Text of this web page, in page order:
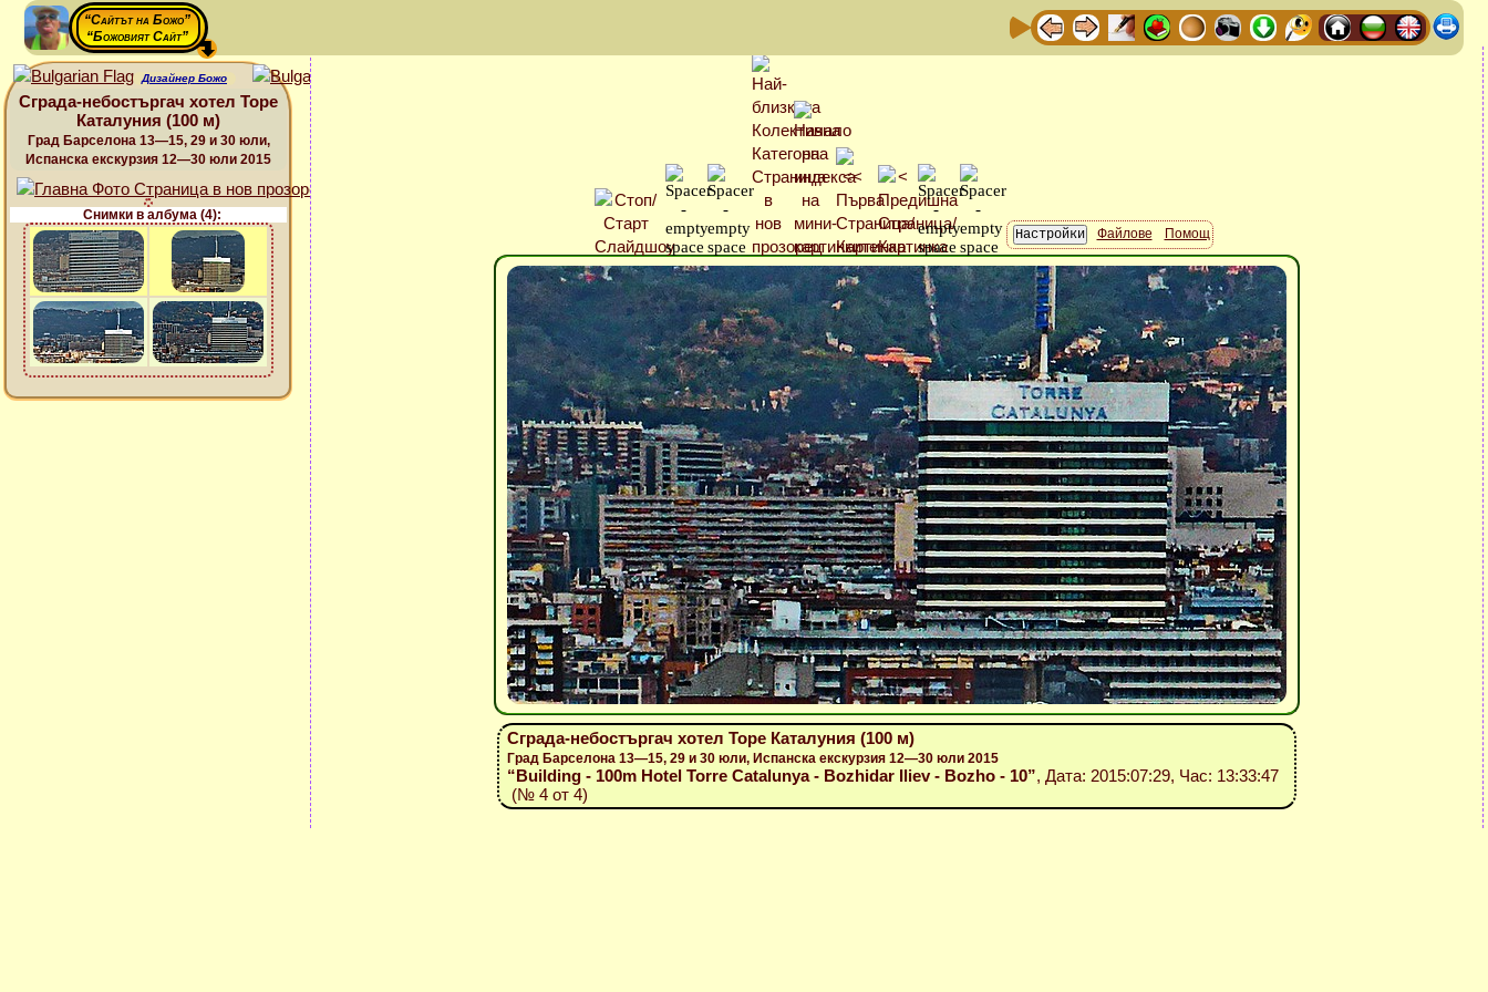
“Сайтът на Божо”
“Божовият Сайт”
Дизайнер Божо
Сграда-небостъргач хотел Торе
Каталуния (100 м)
Град Барселона 13—15, 29 и 30 юли,
Испанска екскурзия 12—30 юли 2015
Снимки в албума (4):
Файлове
Помощ
Сграда-небостъргач хотел Торе Каталуния (100 м)
Град Барселона 13—15, 29 и 30 юли, Испанска екскурзия 12—30 юли 2015
“Building - 100m Hotel Torre Catalunya - Bozhidar Iliev - Bozho - 10”, Дата: 2015:07:29, Час: 13:33:47
(№ 4 от 4)